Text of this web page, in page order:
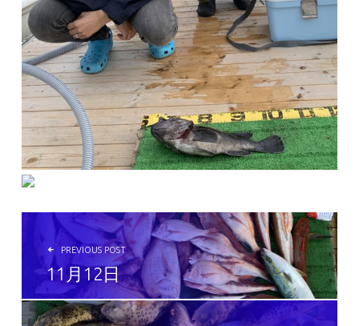
投稿ナビゲーション
PREVIOUS POST
11月12日